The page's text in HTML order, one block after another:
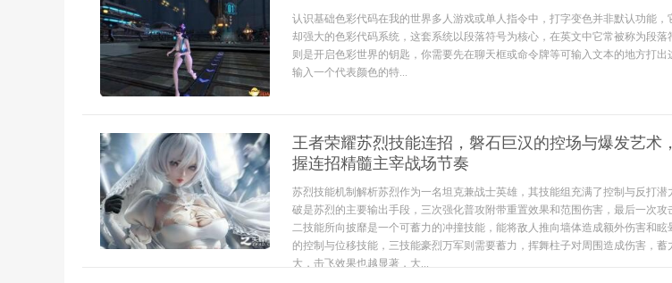
认识基础色彩代码在我的世界多人游戏或单人指令中，打字变色并非默认功能，
却强大的色彩代码系统，这套系统以段落符号为核心，在英文中它常被称为段落
则是开启色彩世界的钥匙，你需要先在聊天框或命令牌等可输入文本的地方打出
输入一个代表颜色的特...
王者荣耀苏烈技能连招，磐石巨汉的控场与爆发艺术
握连招精髓主宰战场节奏
苏烈技能机制解析苏烈作为一名坦克兼战士英雄，其技能组充满了控制与反打潜
破是苏烈的主要输出手段，三次强化普攻附带重置效果和范围伤害，最后一次攻
二技能所向披靡是一个可蓄力的冲撞技能，能将敌人推向墙体造成额外伤害和眩
的控制与位移技能，三技能豪烈万军则需要蓄力，挥舞柱子对周围造成伤害，蓄
大，击飞效果也越显著，大...